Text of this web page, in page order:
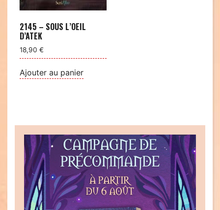
2145 – SOUS L’OEIL
D’ATEK
18,90 €
Ajouter au panier